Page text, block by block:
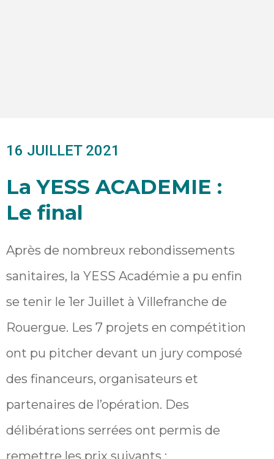
16 JUILLET 2021
La YESS ACADEMIE :
Le final
Après de nombreux rebondissements
sanitaires, la YESS Académie a pu enfin
se tenir le 1er Juillet à Villefranche de
Rouergue. Les 7 projets en compétition
ont pu pitcher devant un jury composé
des financeurs, organisateurs et
partenaires de l’opération. Des
délibérations serrées ont permis de
remettre les prix suivants :